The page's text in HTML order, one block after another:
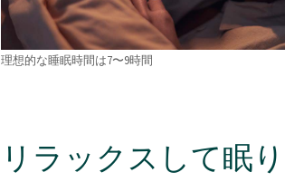
理想的な睡眠時間は7〜9時間
リラックスして眠